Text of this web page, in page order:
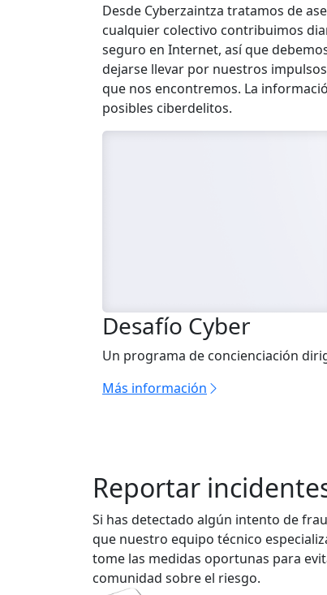
Desde Cyberzaintza tratamos de
cualquier colectivo contribuimos
seguro en Internet, así que
dejarse llevar por nuestros
que nos encontremos. La
posibles ciberdelitos.
Desafío Cyber
Un programa de concienciación
Más información
Reportar
Si has detectado algún intento de
que nuestro equipo técnico
tome las medidas oportunas para
comunidad sobre el riesgo.